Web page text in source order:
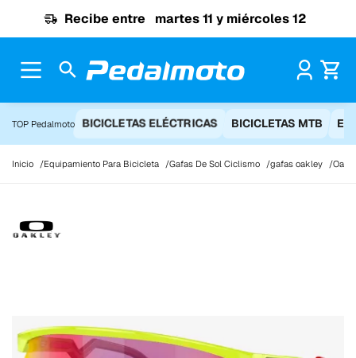
Recibe entre martes 11 y miércoles 12
TOP Pedalmoto BICICLETAS ELÉCTRICAS BICICLETAS MTB
Inicio Equipamiento Para Bicicleta Gafas De Sol Ciclismo gafas oakley